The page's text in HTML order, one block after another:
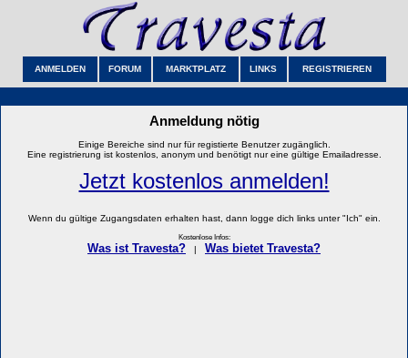
ANMELDEN FORUM MARKTPLATZ LINKS REGISTRIEREN
Anmeldung nötig
Einige Bereiche sind nur für registierte Benutzer zugänglich.
Eine registrierung ist kostenlos, anonym und benötigt nur eine gültige Emailadresse.
Jetzt kostenlos anmelden!
Wenn du gültige Zugangsdaten erhalten hast, dann logge dich links unter "Ich" ein.
Kostenlose Infos:
Was ist Travesta? Was bietet Travesta?